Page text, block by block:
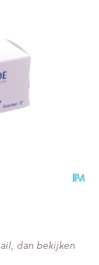
dan bekijken